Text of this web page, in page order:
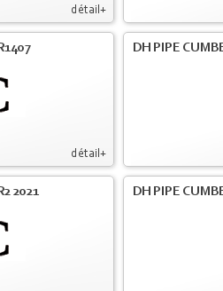
détail+
détail+
DH PIPE
2021 DH PIPE